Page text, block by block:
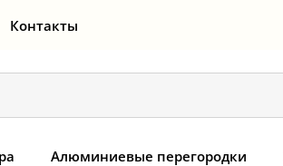
Контакты
Алюминиевые перегородки